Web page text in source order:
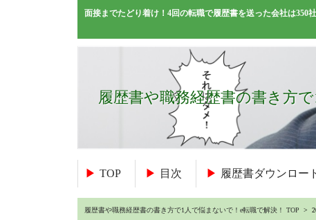
面接までたどり着け！4回の転職で履歴書を送った会社は350
履歴書や職務経歴書の書き方
TOP 目次 履歴書ダウンロー
履歴書や職務経歴書の書き方で1人で悩まないで！e転職で解決！ TOP >